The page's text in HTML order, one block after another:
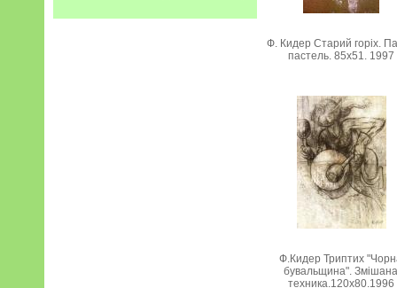
Ф. Кидер Старий горіх.
пастель. 85х51. 1997
Ф.Кидер Триптих
бувальщина".
техника.120х80.1996